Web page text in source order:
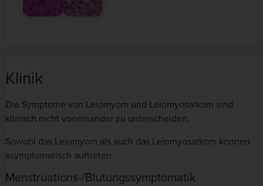
Klinik
Die Symptome von Leiomyom und Leiomyosarkom sind
klinisch nicht voneinander zu unterscheiden.
Sowohl das Leiomyom als auch das Leiomyosarkom können
asymptomatisch auftreten.
Menstruations-/Blutungssymptomatik